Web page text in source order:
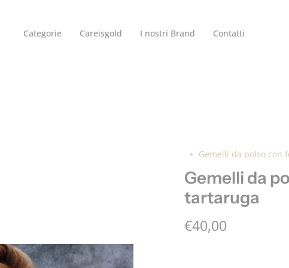
Categorie Careisgold I nostri Brand Contatti
Gemelli da polso con
Gemelli da
tartaruga
€40,00